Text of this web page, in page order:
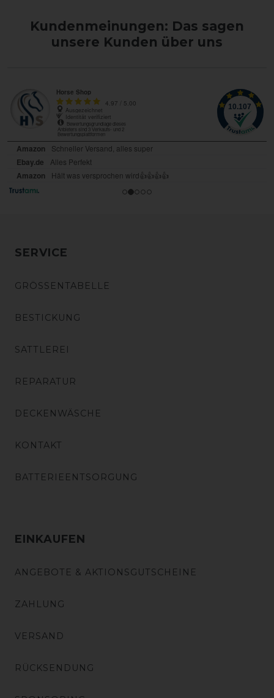
Kundenmeinungen: Das sagen
unsere Kunden über uns
SERVICE
GRÖSSENTABELLE
BESTICKUNG
SATTLEREI
REPARATUR
DECKENWÄSCHE
KONTAKT
BATTERIEENTSORGUNG
EINKAUFEN
ANGEBOTE & AKTIONSGUTSCHEINE
ZAHLUNG
VERSAND
RÜCKSENDUNG